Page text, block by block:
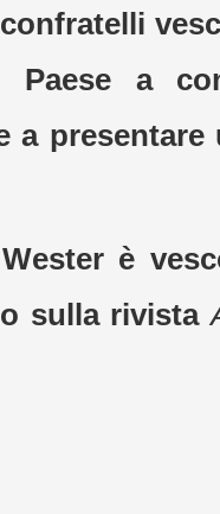
a
a presentare
è
sulla rivista